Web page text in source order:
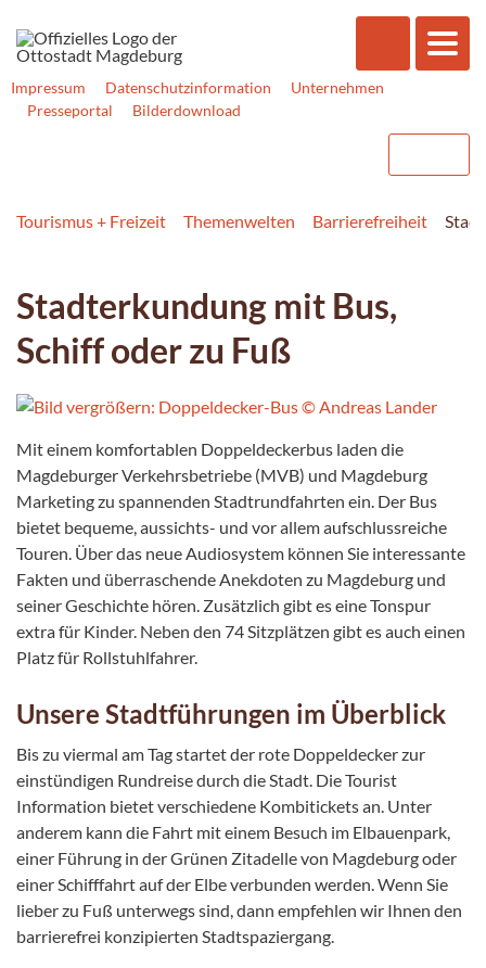
Impressum Datenschutzinformation
Unternehmen
Presseportal
Bilderdownload
Tourismus + Freizeit Themenwelten Barrierefreiheit
Stadterkundung mit Bus,
Schiff oder zu Fuß
Mit einem komfortablen Doppeldeckerbus laden die
Magdeburger Verkehrsbetriebe (MVB) und Magdeburg
Marketing zu spannenden Stadtrundfahrten ein. Der Bus
bietet bequeme, aussichts- und vor allem aufschlussreiche
Touren. Über das neue Audiosystem können Sie interessante
Fakten und überraschende Anekdoten zu Magdeburg und
seiner Geschichte hören. Zusätzlich gibt es eine Tonspur
extra für Kinder. Neben den 74 Sitzplätzen gibt es auch einen
Platz für Rollstuhlfahrer.
Unsere Stadtführungen im Überblick
Bis zu viermal am Tag startet der rote Doppeldecker zur
einstündigen Rundreise durch die Stadt. Die Tourist
Information bietet verschiedene Kombitickets an. Unter
anderem kann die Fahrt mit einem Besuch im Elbauenpark,
einer Führung in der Grünen Zitadelle von Magdeburg oder
einer Schifffahrt auf der Elbe verbunden werden. Wenn Sie
lieber zu Fuß unterwegs sind, dann empfehlen wir Ihnen den
barrierefrei konzipierten Stadtspaziergang.